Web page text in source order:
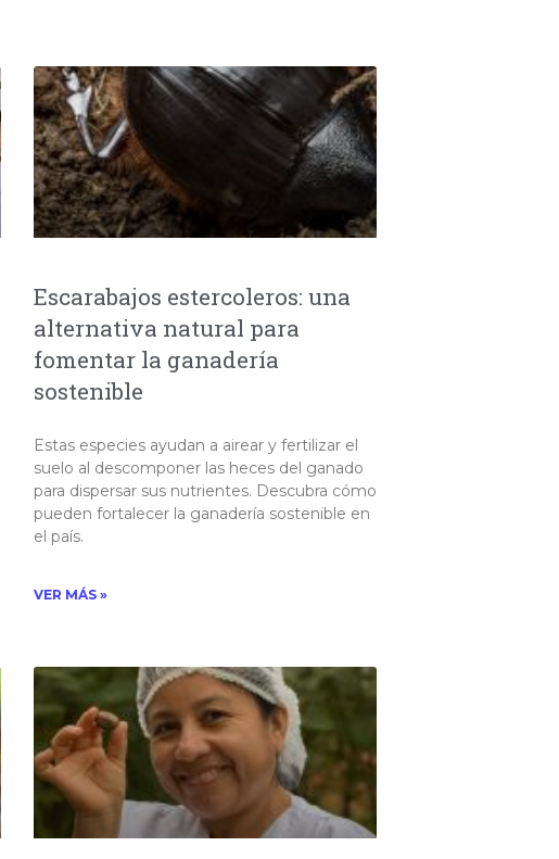
Escarabajos estercoleros: una
alternativa natural para
fomentar la ganadería
sostenible
Estas especies ayudan a airear y fertilizar el
suelo al descomponer las heces del ganado
para dispersar sus nutrientes. Descubra cómo
pueden fortalecer la ganadería sostenible en
el país.​
VER MÁS »